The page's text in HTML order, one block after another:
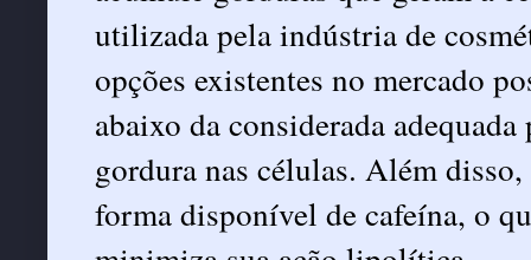
utilizada pela indústria de
opções existentes no mercado
abaixo da considerada
gordura nas células. Além
forma disponível de cafeína, o